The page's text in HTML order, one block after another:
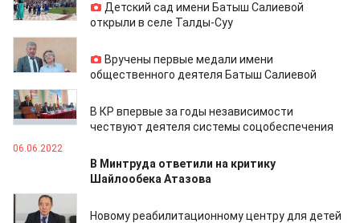
Детский сад имени Батыш Салиевой
открыли в селе Талды-Суу
02.07.2022
Вручены первые медали имени
общественного деятеля Батыш Салиевой
02.07.2022
В КР впервые за годы независимости
чествуют деятеля системы соцобеспечения
06.06.2022
В Минтруда ответили на критику
Шайлообека Атазова
03.06.2022
Новому реабилитационному центру для детей